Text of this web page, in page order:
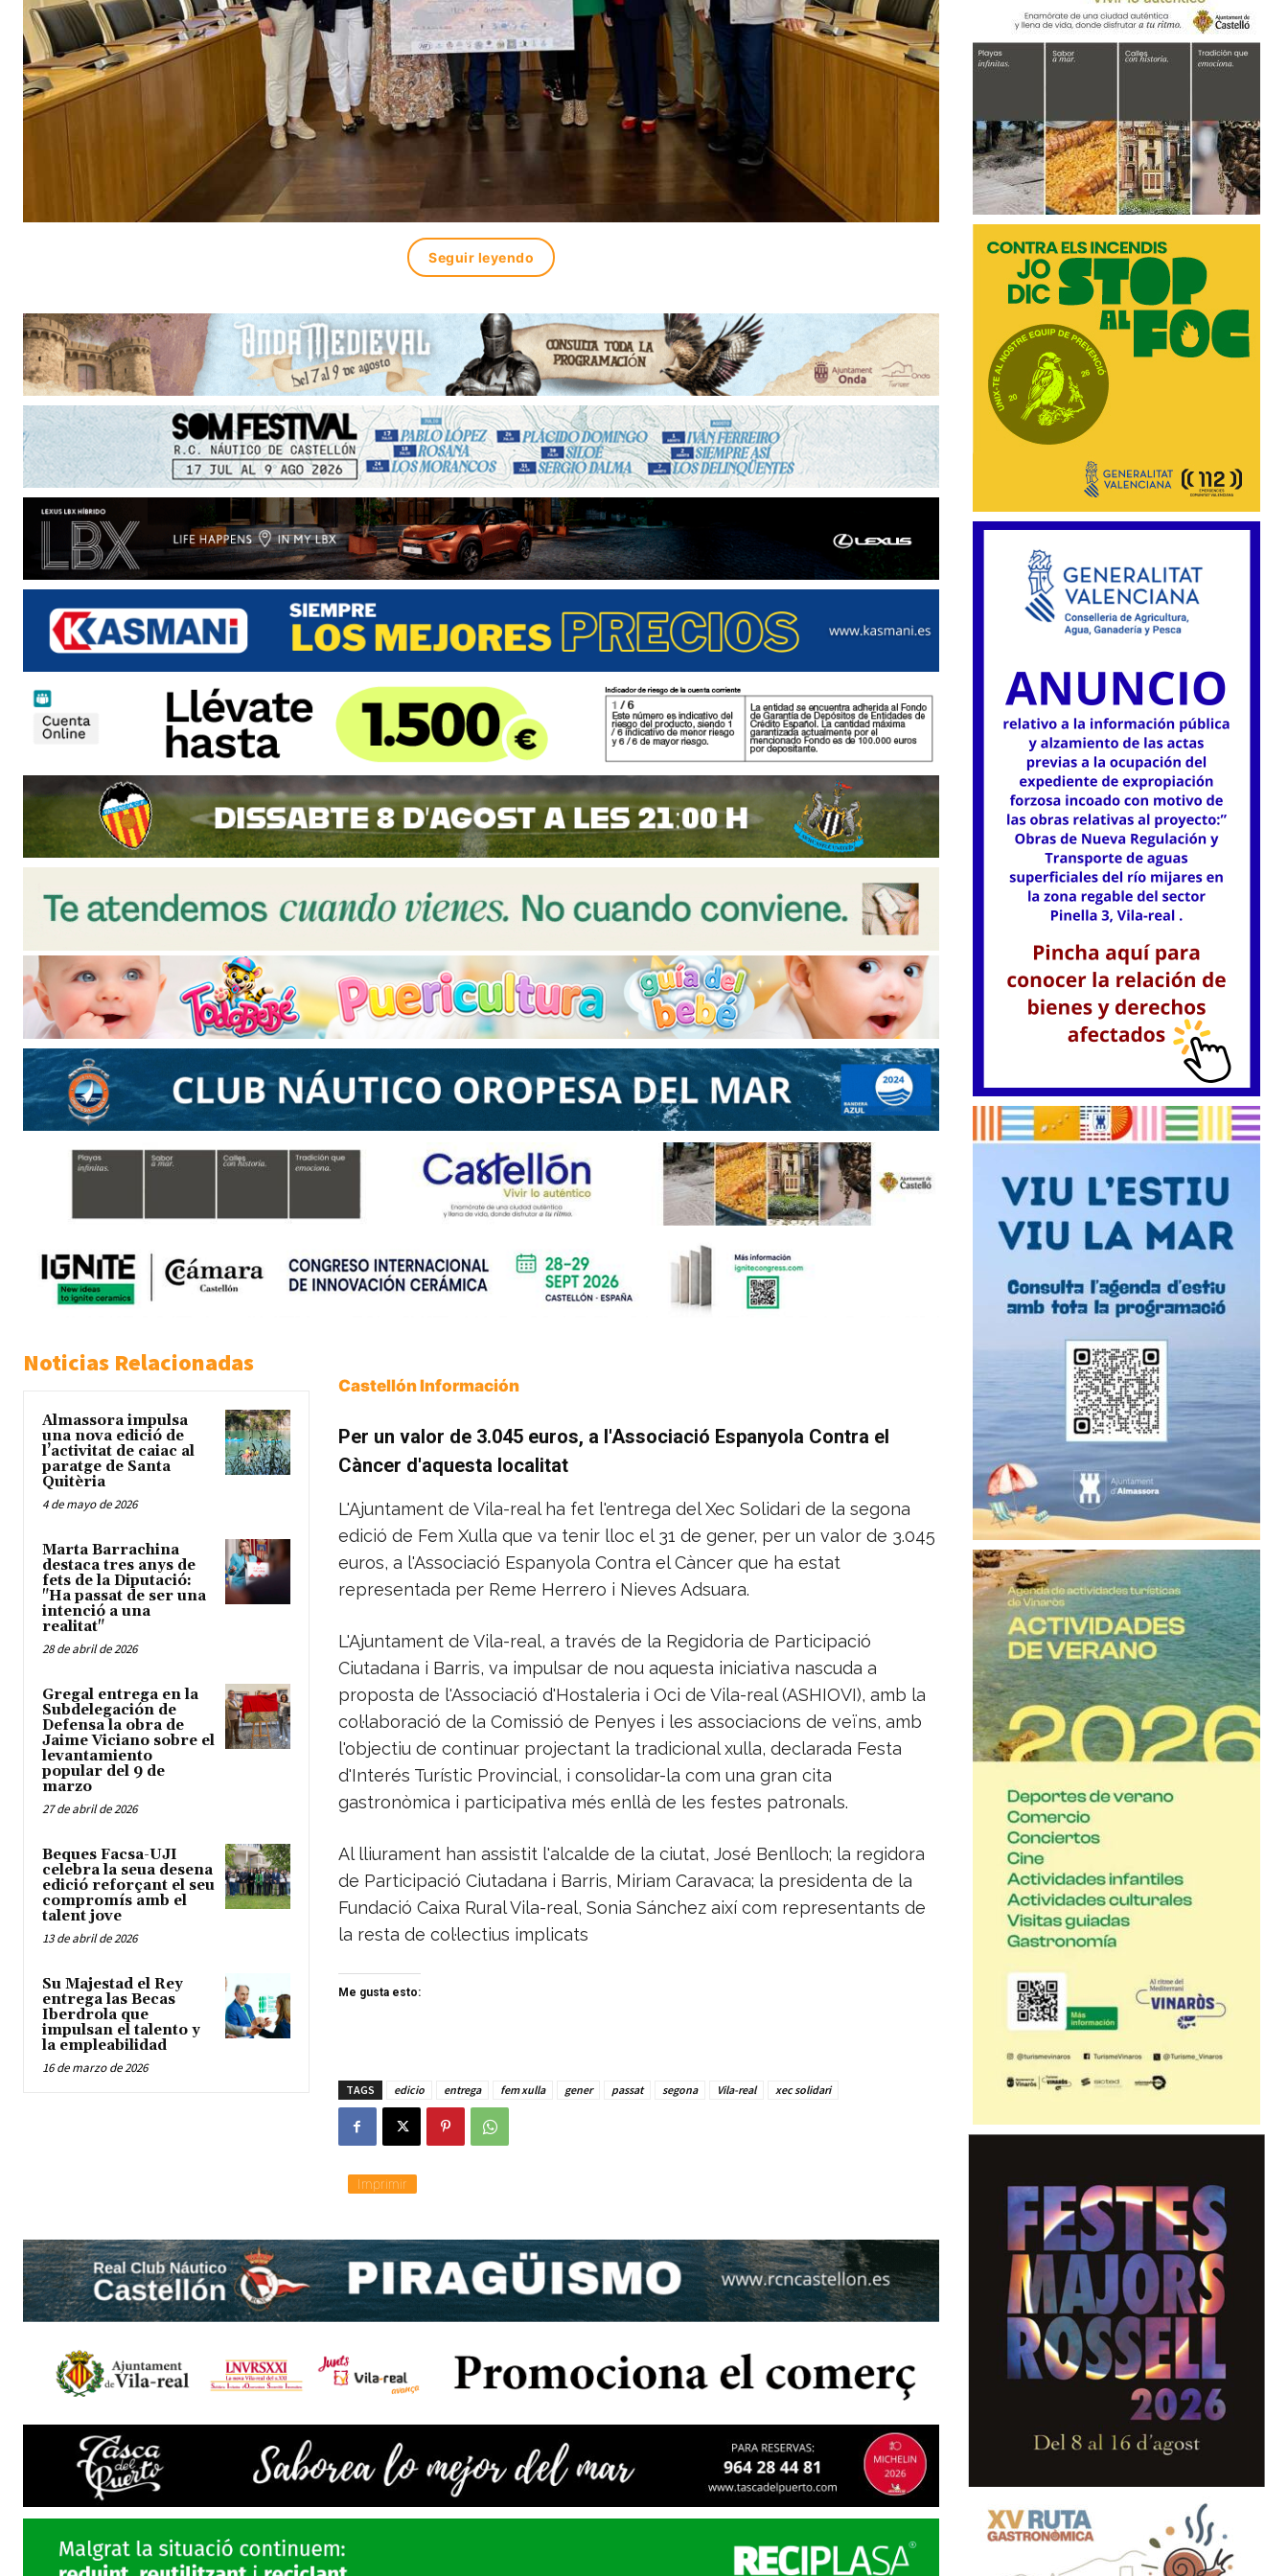
Seguir leyendo
Noticias Relacionadas
Almassora impulsa
una nova edició de
l’activitat de caiac al
paratge de Santa
Quitèria
4 de mayo de 2026
Marta Barrachina
destaca tres anys de
fets de la Diputació:
"Ha passat de ser una
intenció a una
realitat"
28 de abril de 2026
Gregal entrega en la
Subdelegación de
Defensa la obra de
Jaime Viciano sobre el
levantamiento
popular del 9 de
marzo
27 de abril de 2026
Beques Facsa-UJI
celebra la seua desena
edició reforçant el seu
compromís amb el
talent jove
13 de abril de 2026
Su Majestad el Rey
entrega las Becas
Iberdrola que
impulsan el talento y
la empleabilidad
16 de marzo de 2026
Castellón Información
Per un valor de 3.045 euros, a l'Associació Espanyola Contra el
Càncer d'aquesta localitat
L'Ajuntament de Vila-real ha fet l'entrega del Xec Solidari de la segona
edició de Fem Xulla que va tenir lloc el 31 de gener, per un valor de 3.045
euros, a l'Associació Espanyola Contra el Càncer que ha estat
representada per Reme Herrero i Nieves Adsuara.
L'Ajuntament de Vila-real, a través de la Regidoria de Participació
Ciutadana i Barris, va impulsar de nou aquesta iniciativa nascuda a
proposta de l'Associació d'Hostaleria i Oci de Vila-real (ASHIOVI), amb la
col·laboració de la Comissió de Penyes i les associacions de veïns, amb
l'objectiu de continuar projectant la tradicional xulla, declarada Festa
d'Interés Turístic Provincial, i consolidar-la com una gran cita
gastronòmica i participativa més enllà de les festes patronals.
Al lliurament han assistit l'alcalde de la ciutat, José Benlloch; la regidora
de Participació Ciutadana i Barris, Miriam Caravaca; la presidenta de la
Fundació Caixa Rural Vila-real, Sonia Sánchez així com representants de
la resta de col·lectius implicats
Me gusta esto:
TAGS edicio entrega fem xulla gener passat segona Vila-real xec solidari
Imprimir